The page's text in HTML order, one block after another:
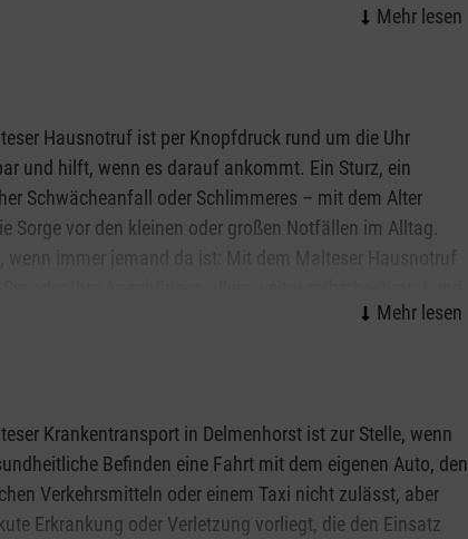
dabei, in Delmenhorst anzukommen, ihr Leben
der Kinder, beim Lernen der deutschen Sprache,
Hausnotruf ist per Knopfdruck rund um die Uhr
und hilft, wenn es darauf ankommt. Ein Sturz, ein
Schwächeanfall oder Schlimmeres – mit dem Alter
Sorge vor den kleinen oder großen Notfällen im Alltag.
wenn immer jemand da ist: Mit dem Malteser Hausnotruf
zu Hause in Delmenhorst leben. Das kleine, handliche
und erhalten weitere Informationen zum Malteser
Krankentransport in Delmenhorst ist zur Stelle, wenn
Befinden eine Fahrt mit dem eigenen Auto, den
Verkehrsmitteln oder einem Taxi nicht zulässt, aber
Erkrankung oder Verletzung vorliegt, die den Einsatz